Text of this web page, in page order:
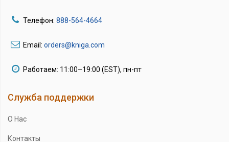
Телефон: 888-564-4664
Email: orders@kniga.com
Работаем: 11:00–19:00 (EST), пн-пт
Служба поддержки
О Нас
Контакты